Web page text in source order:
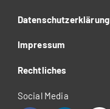
Datenschutzerklärung
Impressum
Rechtliches
Social Media